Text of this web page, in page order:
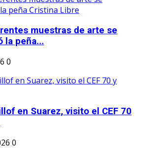
muestras de arte se
la peña...
0
en Suarez, visito el CEF 70
0